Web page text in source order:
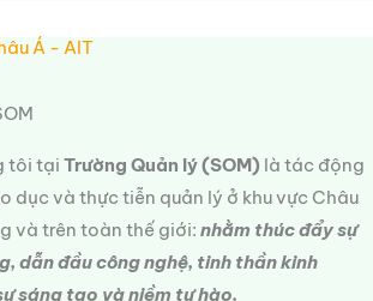
Á - AIT
tôi tại Trường Quản lý (SOM) là tác động
dục và thực tiễn quản lý ở khu vực Châu
và trên toàn thế giới: nhằm thúc đẩy sự
dẫn đầu công nghệ, tinh thần kinh
sáng tạo và niềm tự hào.